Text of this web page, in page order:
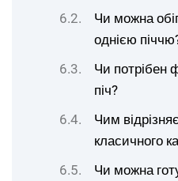
Чи можна
однією
Чи потрібен
піч?
Чим
класичного
Чи можна